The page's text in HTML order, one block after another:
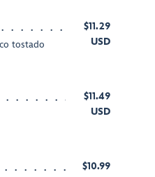
tostado
$11.29
USD
$11.49
USD
$10.99